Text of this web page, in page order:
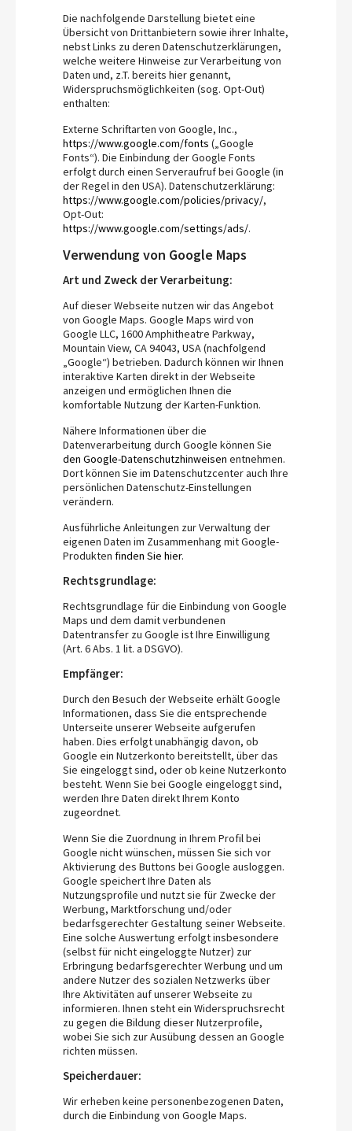
Die nachfolgende Darstellung bietet eine
Übersicht von Drittanbietern sowie ihrer Inhalte,
nebst Links zu deren Datenschutzerklärungen,
welche weitere Hinweise zur Verarbeitung von
Daten und, z.T. bereits hier genannt,
Widerspruchsmöglichkeiten (sog. Opt-Out)
enthalten:
Externe Schriftarten von Google, Inc.,
https://www.google.com/fonts („Google
Fonts“). Die Einbindung der Google Fonts
erfolgt durch einen Serveraufruf bei Google (in
der Regel in den USA). Datenschutzerklärung:
https://www.google.com/policies/privacy/,
Opt-Out:
https://www.google.com/settings/ads/.
Verwendung von Google Maps
Art und Zweck der Verarbeitung:
Auf dieser Webseite nutzen wir das Angebot
von Google Maps. Google Maps wird von
Google LLC, 1600 Amphitheatre Parkway,
Mountain View, CA 94043, USA (nachfolgend
„Google“) betrieben. Dadurch können wir Ihnen
interaktive Karten direkt in der Webseite
anzeigen und ermöglichen Ihnen die
komfortable Nutzung der Karten-Funktion.
Nähere Informationen über die
Datenverarbeitung durch Google können Sie
den Google-Datenschutzhinweisen entnehmen.
Dort können Sie im Datenschutzcenter auch Ihre
persönlichen Datenschutz-Einstellungen
verändern.
Ausführliche Anleitungen zur Verwaltung der
eigenen Daten im Zusammenhang mit Google-
Produkten finden Sie hier.
Rechtsgrundlage:
Rechtsgrundlage für die Einbindung von Google
Maps und dem damit verbundenen
Datentransfer zu Google ist Ihre Einwilligung
(Art. 6 Abs. 1 lit. a DSGVO).
Empfänger:
Durch den Besuch der Webseite erhält Google
Informationen, dass Sie die entsprechende
Unterseite unserer Webseite aufgerufen
haben. Dies erfolgt unabhängig davon, ob
Google ein Nutzerkonto bereitstellt, über das
Sie eingeloggt sind, oder ob keine Nutzerkonto
besteht. Wenn Sie bei Google eingeloggt sind,
werden Ihre Daten direkt Ihrem Konto
zugeordnet.
Wenn Sie die Zuordnung in Ihrem Profil bei
Google nicht wünschen, müssen Sie sich vor
Aktivierung des Buttons bei Google ausloggen.
Google speichert Ihre Daten als
Nutzungsprofile und nutzt sie für Zwecke der
Werbung, Marktforschung und/oder
bedarfsgerechter Gestaltung seiner Webseite.
Eine solche Auswertung erfolgt insbesondere
(selbst für nicht eingeloggte Nutzer) zur
Erbringung bedarfsgerechter Werbung und um
andere Nutzer des sozialen Netzwerks über
Ihre Aktivitäten auf unserer Webseite zu
informieren. Ihnen steht ein Widerspruchsrecht
zu gegen die Bildung dieser Nutzerprofile,
wobei Sie sich zur Ausübung dessen an Google
richten müssen.
Speicherdauer:
Wir erheben keine personenbezogenen Daten,
durch die Einbindung von Google Maps.